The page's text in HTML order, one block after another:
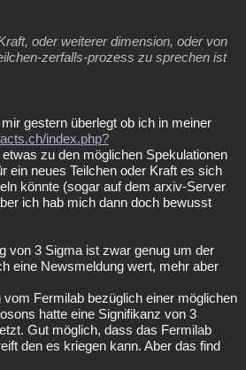
oder weiterer dimension, oder von
zerfalls-prozess zu sprechen ist
gestern überlegt ob ich in meiner
index.php?
etwas zu den möglichen Spekulationen
ein neues Teilchen oder Kraft es sich
könnte (sogar auf dem arxiv-Server
ich hab mich dann doch bewusst
von 3 Sigma ist zwar genug um der
eine Newsmeldung wert, mehr aber
Fermilab bezüglich einer möglichen
hatte eine Signifikanz von 3
Gut möglich, dass das Fermilab
den es kriegen kann. Aber das find